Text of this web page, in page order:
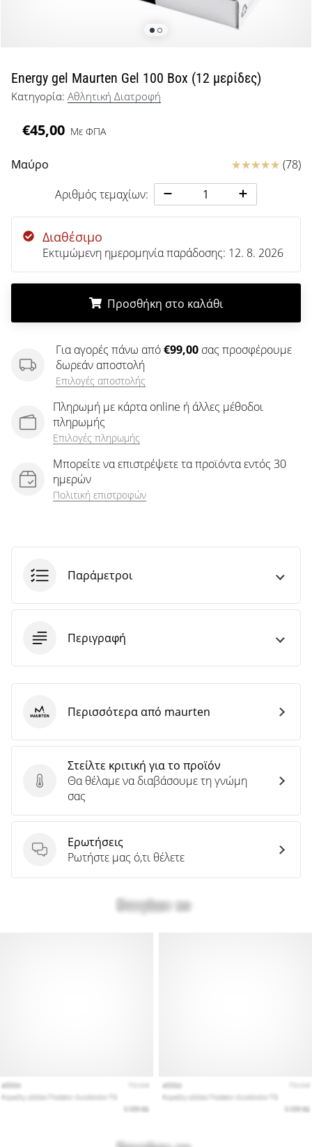
μπάσκετ
όπως
εμείς;
μαζί
ως
Εμφάνιση
Energy gel Maurten Gel 100 Box (12 μερίδες)
Κατηγορία: Αθλητική Διατροφή
€45,00 Με ΦΠΑ
Μαύρο Κριτικές
(78)
Αριθμός τεμαχίων:
Διαθέσιμο
Εκτιμώμενη ημερομηνία παράδοσης: 12. 8. 2026
Προσθήκη στο καλάθι
Για αγορές πάνω από€99,00 σας προσφέρουμε
δωρεάν αποστολή
Επιλογές αποστολής
Πληρωμή με κάρτα online ή άλλες μέθοδοι
πληρωμής
Επιλογές πληρωμής
Μπορείτε να επιστρέψετε τα προϊόντα εντός 30
ημερών
Πολιτική επιστροφών
Παράμετροι
Περιγραφή
Στείλτε κριτική για το προϊόν
Στείλτε κριτική για το προϊόν
Θα θέλαμε να διαβάσουμε τη γνώμη
σας
Ερωτήσεις
Ερωτήσεις
Ρωτήστε μας ό,τι θέλετε
maurtenΠερισσότερα από maurten